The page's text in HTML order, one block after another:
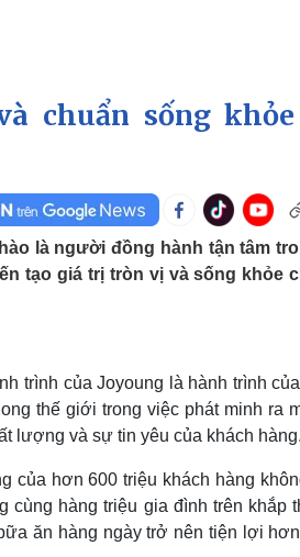
E-Magazine
Infographic
Ô tô - Xe máy
Ô tô
Xe máy
Tư vấn
Nghệ sĩ
Thời trang
Sao Việt
chuẩn sống khỏe
là người đồng hành tận tâm
tạo giá trị tròn vị và sống khỏe
trình của Joyoung là hành trình
thế giới trong việc phát minh ra
lượng và sự tin yêu của khách hàng.
của hơn 600 triệu khách hàng
cùng hàng triệu gia đình trên khắp
ăn hàng ngày trở nên tiện lợi